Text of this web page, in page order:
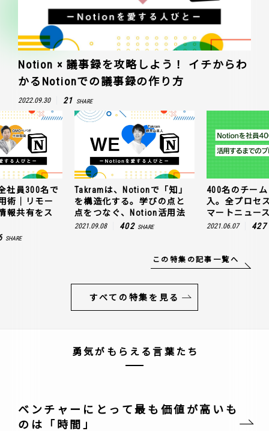
Notion × 議事録を攻略しよう！ イチからわ
かるNotionでの議事録の作り方
2022.09.30 21 SHARE
社員300名で
術｜リモー
報共有をス
SHARE
Takramは、Notionで「知」
を構造化する。学びの点と
点をつなぐ、Notion活用法
2021.09.08 402 SHARE
400名のチー
入。全プロセ
マートニュー
2021.06.07 427
この特集の記事一覧へ
すべての特集を見る
勇気がもらえる言葉たち
ベンチャーにとって最も価値が高いも
のは「時間」